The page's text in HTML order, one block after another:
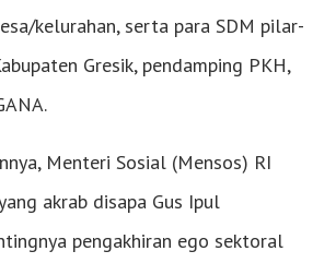
kelurahan, serta para SDM pilar-
Gresik, pendamping PKH,
Menteri Sosial (Mensos) RI
akrab disapa Gus Ipul
pengakhiran ego sektoral